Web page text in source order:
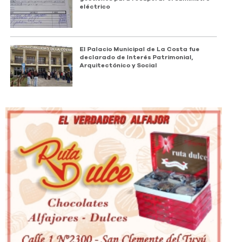
eléctrico
El Palacio Municipal de La Costa fue
declarado de Interés Patrimonial,
Arquitectónico y Social